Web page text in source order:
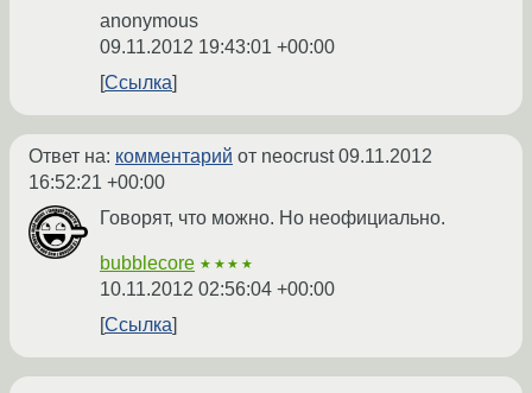
anonymous
09.11.2012 19:43:01 +00:00
Ссылка
Ответ на: комментарий от neocrust09.11.2012
16:52:21 +00:00
Говорят, что можно. Но неофициально.
bubblecore ★★★★
10.11.2012 02:56:04 +00:00
Ссылка